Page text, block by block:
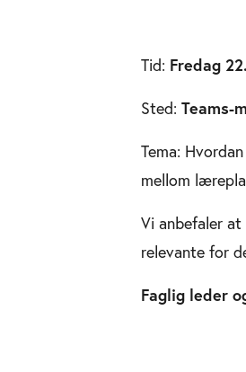
Tid: Fredag
Sted: Teams-
Tema:
mellom
Vi anbefaler
relevante for
Faglig leder